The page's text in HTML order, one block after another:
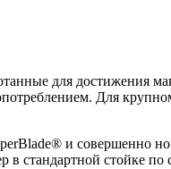
для достижения
Для
и совершенно
в стандартной стойке